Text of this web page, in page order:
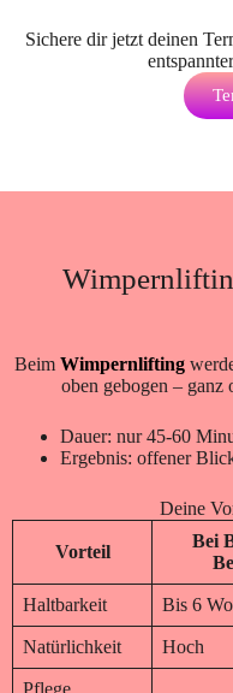
Sichere dir jetzt deinen
Beim Wimpernlifting
oben gebogen – ganz
Dauer: nur 45-60
Ergebnis: offener
Deine
Vorteil
Bei
Haltbarkeit Bis 6
Natürlichkeit Hoch
Pflege